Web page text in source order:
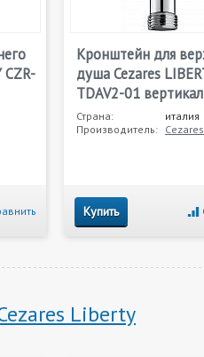
CZR-
Кронштейн для
душа Cezares
TDAV2-01
Страна:
италия
Производитель: Cezares
Купить
Liberty